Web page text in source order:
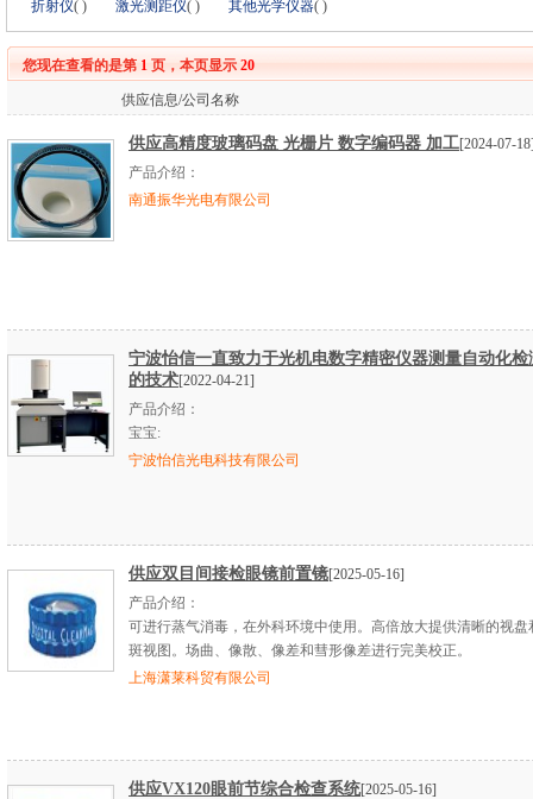
折射仪( ) 激光测距仪( ) 其他光学仪器( )
您现在查看的是第 1 页，本页显示 20
供应信息/公司名称
供应高精度玻璃码盘 光栅片 数字编码器 加工[2024-07-
产品介绍：
南通振华光电有限公司
宁波怡信一直致力于光机电数字精密仪器测量自动化检
的技术[2022-04-21]
产品介绍：
宝宝:
宁波怡信光电科技有限公司
供应双目间接检眼镜前置镜[2025-05-16]
产品介绍：
可进行蒸气消毒，在外科环境中使用。高倍放大提供清晰的视盘
斑视图。场曲、像散、像差和彗形像差进行完美校正。
上海潇莱科贸有限公司
供应VX120眼前节综合检查系统[2025-05-16]